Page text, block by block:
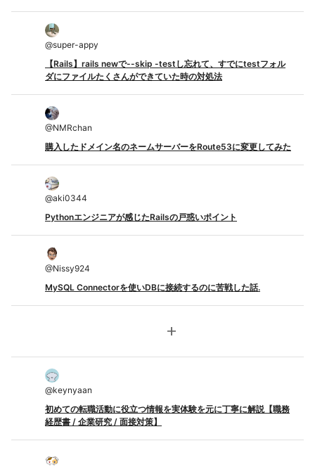
@super-appy
【Rails】rails newで--skip -testし忘れて、すでにtestフォル
ダにファイルたくさんができていた時の対処法
@NMRchan
購入したドメイン名のネームサーバーをRoute53に変更してみた
@aki0344
Pythonエンジニアが感じたRailsの戸惑いポイント
@Nissy924
MySQL Connectorを使いDBに接続するのに苦戦した話.
add
@keynyaan
初めての転職活動に役立つ情報を実体験を元に丁寧に解説【職務
経歴書 / 企業研究 / 面接対策】